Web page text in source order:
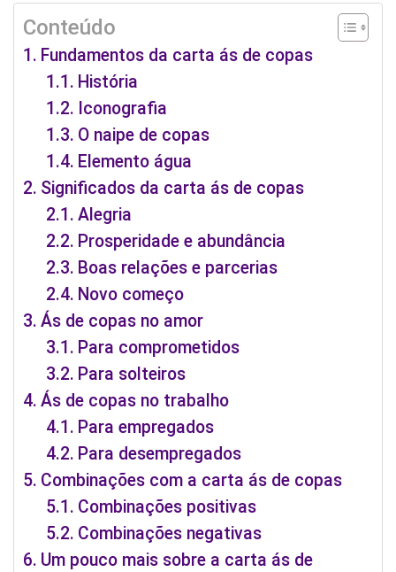
Conteúdo
Fundamentos da carta ás de copas
História
Iconografia
O naipe de copas
Elemento água
Significados da carta ás de copas
Alegria
Prosperidade e abundância
Boas relações e parcerias
Novo começo
Ás de copas no amor
Para comprometidos
Para solteiros
Ás de copas no trabalho
Para empregados
Para desempregados
Combinações com a carta ás de copas
Combinações positivas
Combinações negativas
Um pouco mais sobre a carta ás de